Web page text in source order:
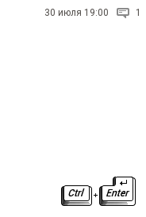
30 июля 19:00 1